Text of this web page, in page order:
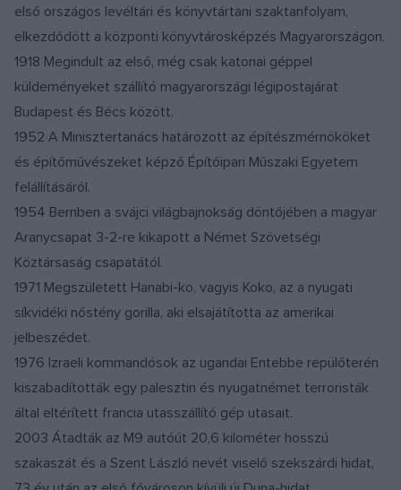
Élete utolsó két évét Mezőcsáton töltötte, önkéntes
visszavonulásban. 740 kötetes értékes könyvgyűjteményét
a Sárospatai Kollégiumnak adományozta.
Magyar Szabadalmi Hivatal (Források: Évfordulóink a
műszaki és természettudományokban 1993 [Batári Gyula],
Magyar Tudóslexikon A-tól Zs-ig)
első országos levéltári és könyvtártani szaktanfolyam,
elkezdődött a központi könyvtárosképzés Magyarországon.
1918 Megindult az első, még csak katonai géppel
küldeményeket szállító magyarországi légipostajárat
Budapest és Bécs között.
1952 A Minisztertanács határozott az építészmérnököket
és építőművészeket képző Építőipari Műszaki Egyetem
felállításáról.
1954 Bernben a svájci világbajnokság döntőjében a magyar
Aranycsapat 3-2-re kikapott a Német Szövetségi
Köztársaság csapatától.
1971 Megszületett Hanabi-ko, vagyis Koko, az a nyugati
síkvidéki nőstény gorilla, aki elsajátította az amerikai
jelbeszédet.
1976 Izraeli kommandósok az ugandai Entebbe repülőterén
kiszabadították egy palesztin és nyugatnémet terroristák
által eltérített francia utasszállító gép utasait.
2003 Átadták az M9 autóút 20,6 kilométer hosszú
szakaszát és a Szent László nevét viselő szekszárdi hidat,